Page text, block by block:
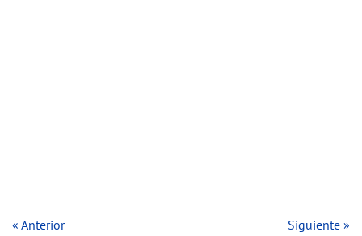
« Anterior Siguiente »